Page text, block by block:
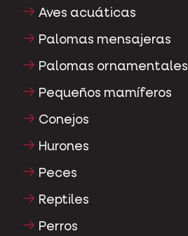
Aves acuáticas
Palomas mensajeras
Palomas ornamentales
Pequeños mamíferos
Conejos
Hurones
Peces
Reptiles
Perros